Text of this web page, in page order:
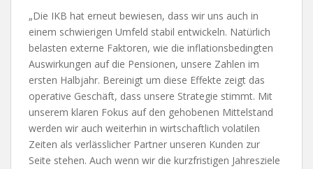
„Die IKB hat erneut bewiesen, dass wir uns auch in
einem schwierigen Umfeld stabil entwickeln. Natürlich
belasten externe Faktoren, wie die inflationsbedingten
Auswirkungen auf die Pensionen, unsere Zahlen im
ersten Halbjahr. Bereinigt um diese Effekte zeigt das
operative Geschäft, dass unsere Strategie stimmt. Mit
unserem klaren Fokus auf den gehobenen Mittelstand
werden wir auch weiterhin in wirtschaftlich volatilen
Zeiten als verlässlicher Partner unseren Kunden zur
Seite stehen. Auch wenn wir die kurzfristigen Jahresziele